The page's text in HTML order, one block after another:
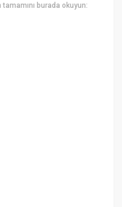
tamamını burada okuyun: